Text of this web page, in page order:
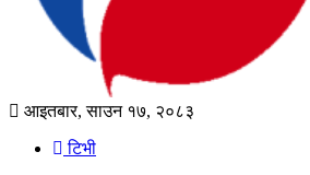
आइतबार, साउन १७, २०८३
टिभी